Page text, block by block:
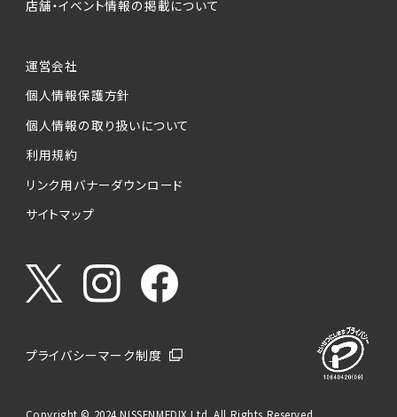
店舗・イベント情報の掲載について
運営会社
個人情報保護方針
個人情報の取り扱いについて
利用規約
リンク用バナーダウンロード
サイトマップ
プライバシーマーク制度